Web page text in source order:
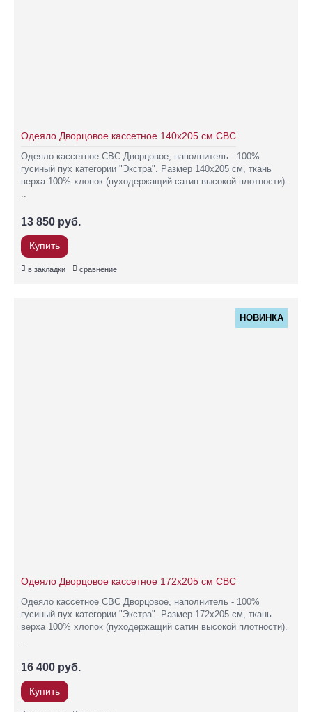
Одеяло Дворцовое кассетное 140х205 см СВС
Одеяло кассетное СВС Дворцовое, наполнитель - 100%
гусиный пух категории "Экстра". Размер 140х205 см, ткань
верха 100% хлопок (пуходержащий сатин высокой плотности).
..
13 850 руб.
Купить
в закладки сравнение
НОВИНКА
Одеяло Дворцовое кассетное 172х205 см СВС
Одеяло кассетное СВС Дворцовое, наполнитель - 100%
гусиный пух категории "Экстра". Размер 172х205 см, ткань
верха 100% хлопок (пуходержащий сатин высокой плотности).
..
16 400 руб.
Купить